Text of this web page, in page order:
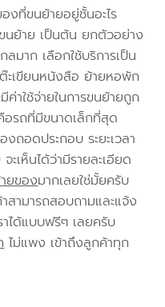
งที่ขนย้ายอยู่ชั้นอะไร
นย้าย เป็นต้น ยกตัวอย่าง
มาก เลือกใช้บริการเป็น
ะเขียนหนังสือ ย้ายหอพัก
ใช้จ่ายในการขนย้ายถูก
อรถที่มีขนาดเล็กที่สุด
ถอดประกอบ ระยะเวลา
เห็นได้ว่ามีรายละเอียด
ยของมากเลยใช่มั้ยครับ
ามารถสอบถามและแจ้ง
าได้แบบฟรีๆ เลยครับ
ไม่แพง เข้าถึงลูกค้าทุก